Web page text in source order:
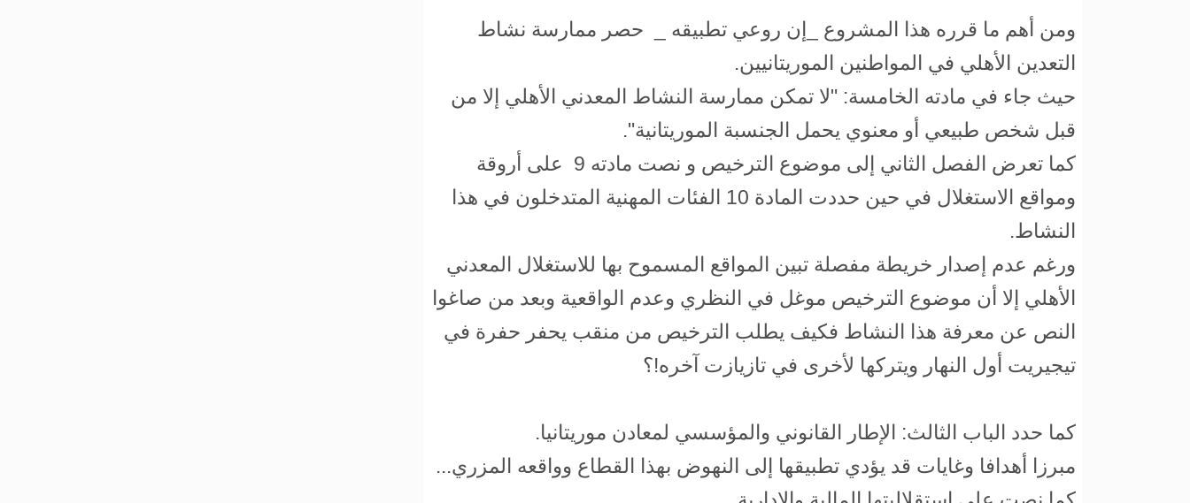
ومن أهم ما قرره هذا المشروع _إن روعي تطبيقه _ حصر ممارسة نشاط
التعدين الأهلي في المواطنين الموريتانيين.
حيث جاء في مادته الخامسة: "لا تمكن ممارسة النشاط المعدني الأهلي إلا من
قبل شخص طبيعي أو معنوي يحمل الجنسبة الموريتانية".
كما تعرض الفصل الثاني إلى موضوع الترخيص و نصت مادته 9 على أروقة
ومواقع الاستغلال في حين حددت المادة 10 الفئات المهنية المتدخلون في هذا
النشاط.
ورغم عدم إصدار خريطة مفصلة تبين المواقع المسموح بها للاستغلال المعدني
الأهلي إلا أن موضوع الترخيص موغل في النظري وعدم الواقعية وبعد من صاغوا
النص عن معرفة هذا النشاط فكيف يطلب الترخيص من منقب يحفر حفرة في
تيجيريت أول النهار ويتركها لأخرى في تازيازت آخره!؟
كما حدد الباب الثالث: الإطار القانوني والمؤسسي لمعادن موريتانيا.
مبرزا أهدافا وغايات قد يؤدي تطبيقها إلى النهوض بهذا القطاع وواقعه المزري...